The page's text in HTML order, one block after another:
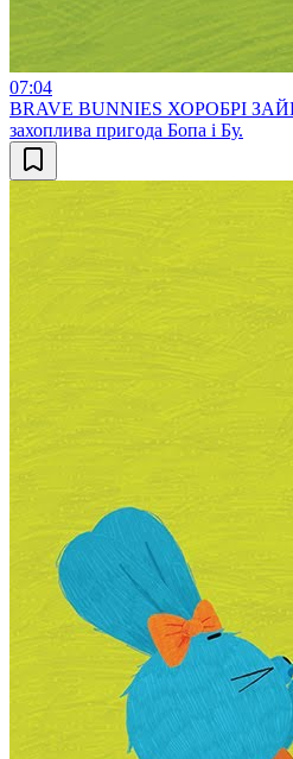
07:04
BRAVE BUNNIES ХОРОБРІ
захоплива пригода Бопа і Бу.